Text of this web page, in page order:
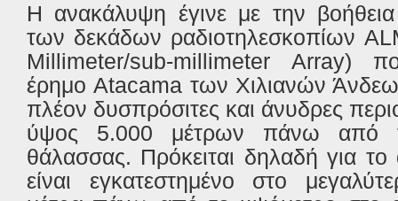
Η ανακάλυψη έγινε με την
των δεκάδων ραδιοτηλεσκοπίων
Millimeter/sub-millimeter Array)
έρημο Atacama των Χιλιανών
πλέον δυσπρόσιτες και άνυδρες
ύψος 5.000 μέτρων πάνω από
θάλασσας. Πρόκειται δηλαδή για
είναι εγκατεστημένο στο